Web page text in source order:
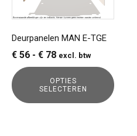
Deurpanelen MAN E-TGE
€ 56 - € 78Prijsklasse:
€ 56
tot
excl. btw
OPTIES
SELECTEREN
kan
gekozen
worden
de
productpagina